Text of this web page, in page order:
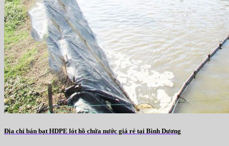
Địa chỉ bán bạt HDPE lót hồ chứa nước giá rẻ tại Bình Dương